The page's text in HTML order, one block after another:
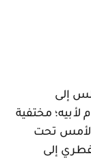
إلى
لأبيه؛ مختفية
تحت
إلى